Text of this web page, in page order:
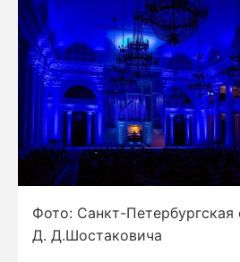
Фото: Санкт-
Д. Д.Шостаковича